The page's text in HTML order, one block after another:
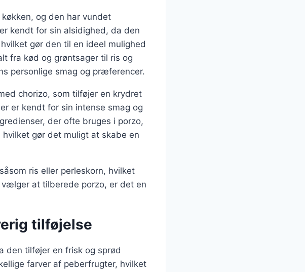
og den har vundet
kendt for sin alsidighed, da den
gør den til en ideel mulighed
fra kød og grøntsager til ris og
personlige smag og præferencer.
chorizo, som tilføjer en krydret
er kendt for sin intense smag og
der ofte bruges i porzo,
gør det muligt at skabe en
ris eller perleskorn, hvilket
at tilberede porzo, er det en
tilføjelse
den tilføjer en frisk og sprød
farver af peberfrugter, hvilket